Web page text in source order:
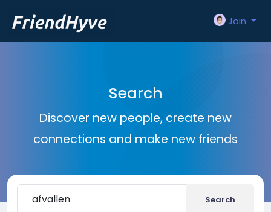
Join
Search
Discover new people, create new
connections and make new friends
Search